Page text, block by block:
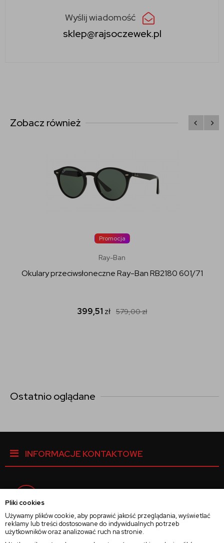
Pliki cookies
Używamy plików cookie, aby poprawić jakość przeglądania, wyświetlać
reklamy lub treści dostosowane do indywidualnych potrzeb
użytkowników oraz analizować ruch na stronie.
Wyślij wiadomość
sklep@rajsoczewek.pl
Zobacz również
Promocja
Ray-Ban
Okulary przeciwsłoneczne Ray-Ban RB2180 601/71
399,51 zł 579,00zł
Ostatnio oglądane
INFORMACJE KONTAKTOWE
Instagram